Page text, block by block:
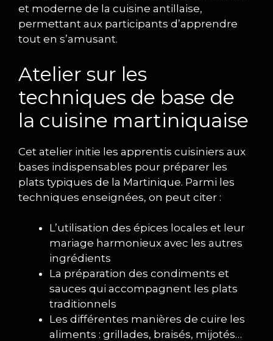
et moderne de la cuisine antillaise,
permettant aux participants d’apprendre
tout en s’amusant.
Atelier sur les
techniques de base de
la cuisine martiniquaise
Cet atelier initie les apprentis cuisiniers aux
bases indispensables pour préparer les
plats typiques de la Martinique. Parmi les
techniques enseignées, on peut citer :
L’utilisation des épices locales et leur
mariage harmonieux avec les autres
ingrédients
La préparation des condiments et
sauces qui accompagnent les plats
traditionnels
Les différentes manières de cuire les
aliments : grillades, braisés, mijotés…